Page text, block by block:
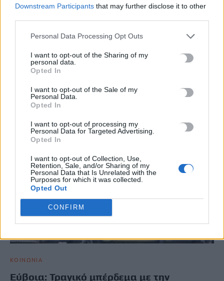
Downstream Participants that may further disclose it to other
Personal Data Processing Opt Outs
I want to opt-out of the Sharing of my
personal data.
Opted In
I want to opt-out of the Sale of my
Personal Data.
Opted In
I want to opt-out of processing my
Personal Data for Targeted Advertising.
Opted In
I want to opt-out of Collection, Use,
Retention, Sale, and/or Sharing of my
Personal Data that Is Unrelated with the
Purposes for which it was collected.
Opted Out
CONFIRM
ΚΟΙΝΩΝΙΑ
πήδηξε έξω, ενώ ήταν εν κινήσει το
Μοναχός που δεν αισθάνονταν καλά παρελήφθη χθες το
νοσοκομείο Πολυγύρου, πήδηξε…
Newsroom
ΚΟΙΝΩΝΙΑ
Εύβοια: Τραγικό μπέρδεμα με την